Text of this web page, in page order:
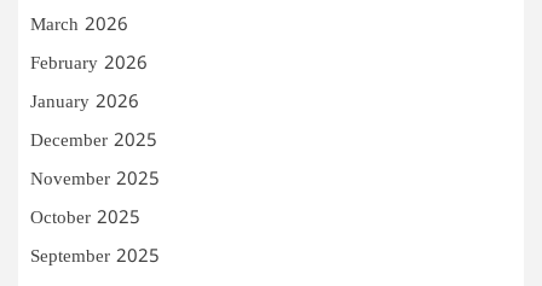
March 2026
February 2026
January 2026
December 2025
November 2025
October 2025
September 2025